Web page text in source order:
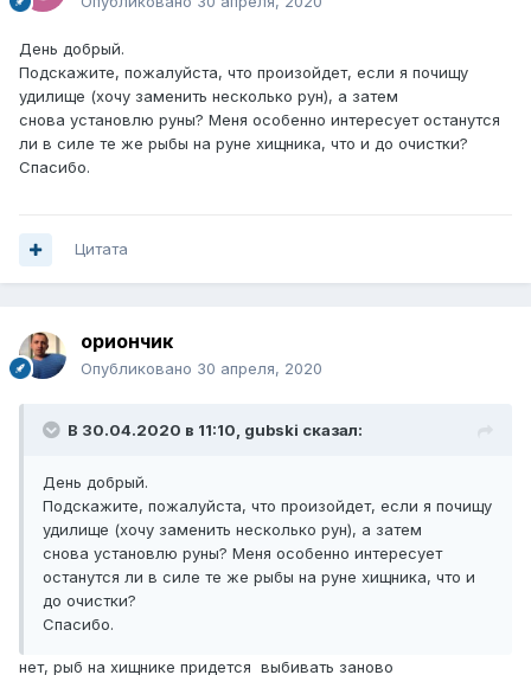
День добрый.
Подскажите, пожалуйста, что произойдет, если я почищу
удилище (хочу заменить несколько рун), а затем
снова установлю руны? Меня особенно интересует останутся
ли в силе те же рыбы на руне хищника, что и до очистки?
Спасибо.
Цитата
ориончик
Опубликовано 30 апреля, 2020
В 30.04.2020 в 11:10, gubski сказал:
День добрый.
Подскажите, пожалуйста, что произойдет, если я почищу
удилище (хочу заменить несколько рун), а затем
снова установлю руны? Меня особенно интересует
останутся ли в силе те же рыбы на руне хищника, что и
до очистки?
Спасибо.
нет, рыб на хищнике придется выбивать заново